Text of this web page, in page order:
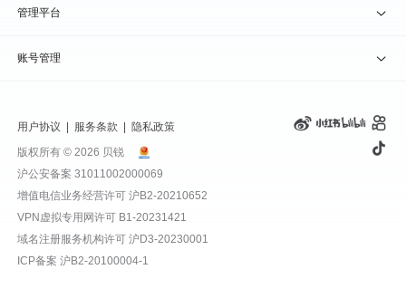
贝锐蒲公英客户端
贝锐花生壳客户端
我要建议
我要投诉
钻石VIP
远程协助
报告漏洞
管理平台
贝锐向日葵管理
贝锐花生壳管理
贝锐洋葱头管理
域名管理
账号管理
账号信息
产品续费
我的订单
用户协议 服务条款
隐私政策
版权所有 © 2026 贝锐
沪公安备案 31011002000069
增值电信业务经营许可沪B2-20210652
VPN虚拟专用网许可 B1-20231421
域名注册服务机构许可 沪D3-20230001
ICP备案沪B2-20100004-1